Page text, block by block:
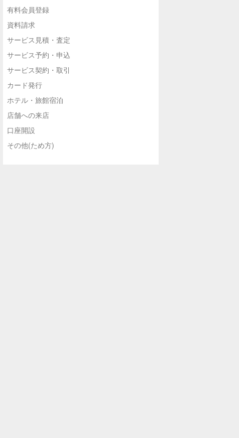
有料会員登録
資料請求
サービス見積・査定
サービス予約・申込
サービス契約・取引
カード発行
ホテル・旅館宿泊
店舗への来店
口座開設
その他(ため方)